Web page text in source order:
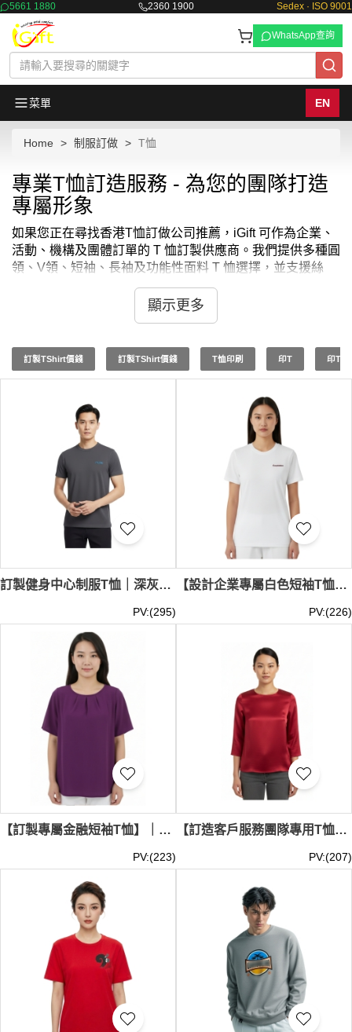
5661 1880 2360 1900 Sedex · ISO 9001
WhatsApp查詢
菜單 EN
Home 制服訂做 T恤
專業T恤訂造服務 - 為您的團隊打造
專屬形象
如果您正在尋找香港T恤訂做公司推薦，iGift 可作為企業、
活動、機構及團體訂單的 T 恤訂製供應商。我們提供多種圓
領、V領、短袖、長袖及功能性面料 T 恤選擇，並支援絲
印、刺繡、熱轉印及印 Logo 方案，可按預算、用途、數量
與交期提供建議。T恤最少訂購量 - MOQ: 1件起 ； 價格：
HKD20 / 起, 視乎數量而定。貨期約需7-14天。
顯示更多
訂製TShirt價錢 訂製TShirt價錢 T恤印刷 印T 印T
訂製健身中心制服T恤｜深灰色圓領快乾T恤｜左胸可印Logo｜T1218
PV:(295)
【設計企業專屬白色短袖T恤】｜潔白平紋面料｜基礎貼合圓領與俐落短袖｜中央證券登記有限公司｜短袖T恤批發 T1217
PV:(226)
【訂製專屬金融短袖T恤】｜深紫色雪紡垂墜上衣｜領口打褶圓領｜中央證券登記有限公司｜T恤上衣公司 T1216
PV:(223)
【訂造客戶服務團隊專用T恤上衣】｜棗紅色平滑光澤垂墜布料｜圓口領型七分袖長｜HSBC Customer Service Department ｜銀行T恤專門店 T1215
PV:(207)